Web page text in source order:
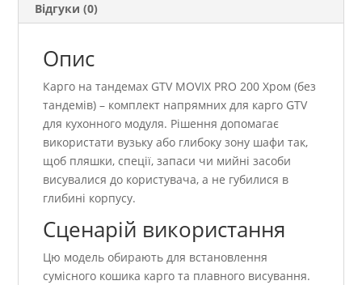
Відгуки (0)
Опис
Карго на тандемах GTV MOVIX PRO 200 Хром (без
тандемів) – комплект напрямних для карго GTV
для кухонного модуля. Рішення допомагає
використати вузьку або глибоку зону шафи так,
щоб пляшки, спеції, запаси чи мийні засоби
висувалися до користувача, а не губилися в
глибині корпусу.
Сценарій використання
Цю модель обирають для встановлення
сумісного кошика карго та плавного висування.